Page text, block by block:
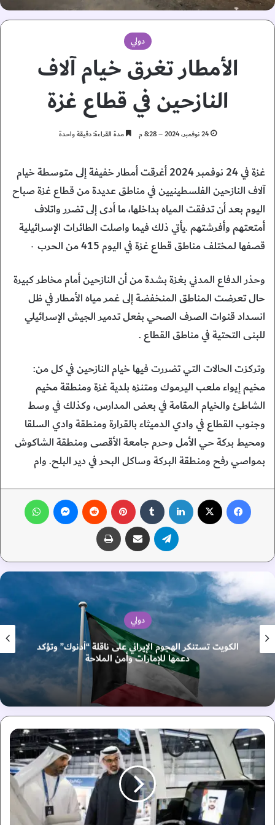
دولي
الأمطار تغرق خيام آلاف
النازحين في قطاع غزة
24 نوفمبر، 2024 – 8:28 م مدة القراءة: دقيقة واحدة
غزة في 24 نوفمبر 2024 أغرقت أمطار خفيفة إلى متوسطة خيام
آلاف النازحين الفلسطينيين في مناطق عديدة من قطاع غزة صباح
اليوم بعد أن تدفقت المياه بداخلها، ما أدى إلى تضرر واتلاف
أمتعتهم وأفرشتهم .يأتي ذلك فيما واصلت الطائرات الإسرائيلية
قصفها لمختلف مناطق قطاع غزة في اليوم 415 من الحرب ٠
وحذر الدفاع المدني بغزة بشدة من أن النازحين أمام مخاطر كبيرة
حال تعرضت المناطق المنخفضة إلى غمر مياه الأمطار في ظل
انسداد قنوات الصرف الصحي بفعل تدمير الجيش الإسرائيلي
للبنى التحتية في مناطق القطاع .
وتركزت الحالات التي تضررت فيها خيام النازحين في كل من:
مخيم إيواء ملعب اليرموك ومتنزه بلدية غزة ومنطقة مخيم
الشاطئ والخيام المقامة في بعض المدارس، وكذلك في وسط
وجنوب القطاع في وادي الدميثاء بالقرارة ومنطقة وادي السلقا
ومحيط بركة حي الأمل وحرم جامعة الأقصى ومنطقة الشاكوش
بمواصي رفح ومنطقة البركة وساكل البحر في دير البلح. وام
فيسبوك بينتيريست
تيلقرام
مشاركة عبر البريد طباعة
دولي
الكويت تستنكر الهجوم الإيراني على ناقلة “أدنوك” وتؤكد
دعمها للإمارات وأمن الملاحة
خ
ا
ل
د
ب